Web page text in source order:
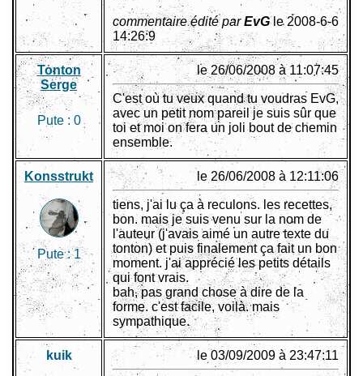
commentaire édité parEvGle 2008-6-6
14:26:9
Tonton
Serge
Pute : 0
le 26/06/2008 à 11:07:45
C'est où tu veux quand tu voudras EvG,
avec un petit nom pareil je suis sûr que
toi et moi on fera un joli bout de chemin
ensemble.
Konsstrukt
Pute :1
le 26/06/2008 à 12:11:06
tiens, j'ai lu ça à reculons. les recettes,
bon. mais je suis venu sur la nom de
l'auteur (j'avais aimé un autre texte du
tonton) et puis finalement ça fait un bon
moment. j'ai apprécié les petits détails
qui font vrais.
bah, pas grand chose à dire de la
forme. c'est facile, voilà. mais
sympathique.
kuik le 03/09/2009 à 23:47:11